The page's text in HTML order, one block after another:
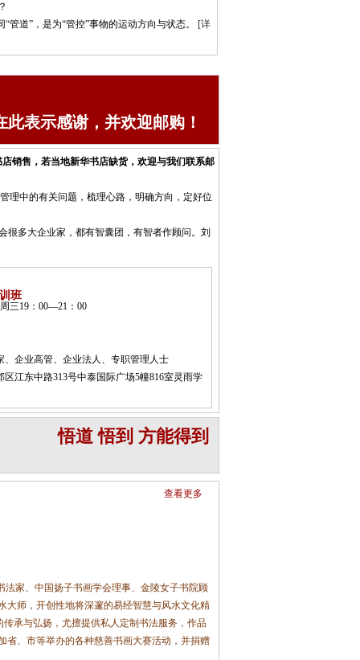
管道”，是为“管控”事物的运动方向与状态。 [详
表示感谢，并欢迎邮购！
销售，若当地新华书店缺货，欢迎与我们联系邮
理中的有关问题，梳理心路，明确方向，定好位
多大企业家，都有智囊团，有智者作顾问。刘
班
三19：00—21：00
、企业高管、企业法人、专职管理人士
江东中路313号中泰国际广场5幢816室灵雨学
悟道 悟到 方能得到
查看更多
家、中国扬子书画学会理事、金陵女子书院顾
大师，开创性地将深邃的易经智慧与风水文化精
承与弘扬，尤擅提供私人定制书法服务，作品
省、市等举办的各种慈善书画大赛活动，并捐赠